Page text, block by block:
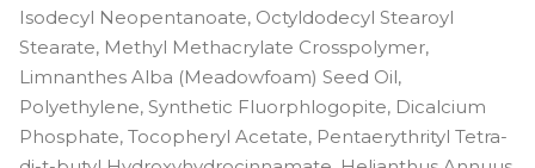
Isodecyl Neopentanoate, Octyldodecyl Stearoyl
Stearate, Methyl Methacrylate Crosspolymer,
Limnanthes Alba (Meadowfoam) Seed Oil,
Polyethylene, Synthetic Fluorphlogopite, Dicalcium
Phosphate, Tocopheryl Acetate, Pentaerythrityl Tetra-